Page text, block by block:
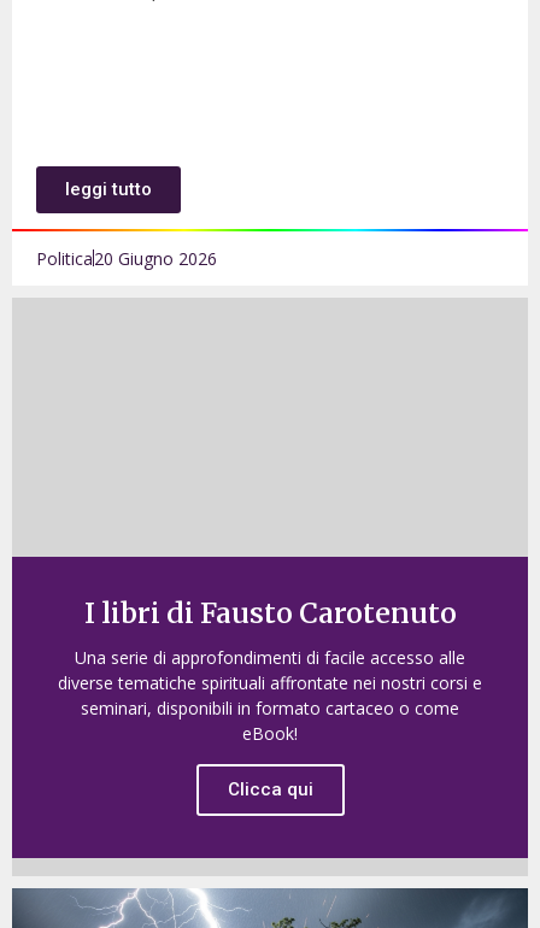
leggi tutto
Politica20 Giugno 2026
I libri di Fausto Carotenuto
Una serie di approfondimenti di facile accesso alle
diverse tematiche spirituali affrontate nei nostri corsi e
seminari, disponibili in formato cartaceo o come
eBook!
Clicca qui